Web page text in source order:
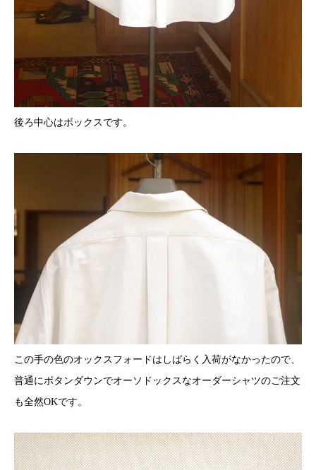
後ろ中心はボックスです。
この手の色のオックスフォードはしばらく入荷がなかったので、
普通にボタンダウンでオーソドックスなオーダーシャツのご注文
も全然OKです。